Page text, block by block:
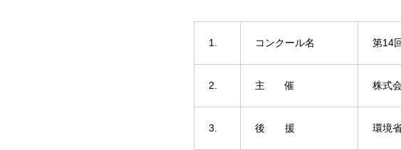
1. コンクール名 第14
2. 主 催 株式
3. 後 援 環境